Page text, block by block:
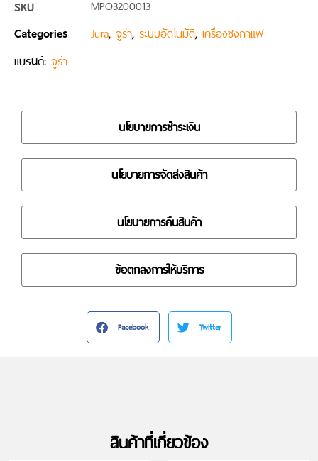
SKU MPO3200013
Categories Jura, จูร่า, ระบบอัตโนมัติ, เครื่องชงกาแฟ
แบรนด์: จูร่า
นโยบายการชำระเงิน
นโยบายการจัดส่งสินค้า
นโยบายการคืนสินค้า
ข้อตกลงการให้บริการ
Facebook Twitter
สินค้าที่เกี่ยวข้อง